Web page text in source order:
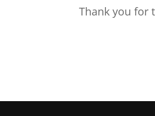
Thank you for